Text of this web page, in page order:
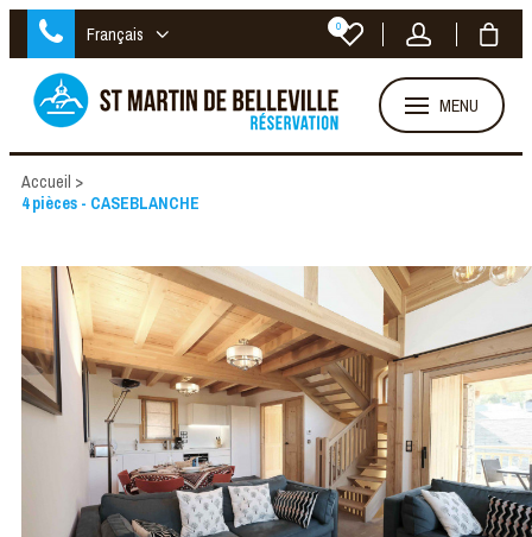
Français 0
MENU
Accueil >
4 pièces - CASEBLANCHE